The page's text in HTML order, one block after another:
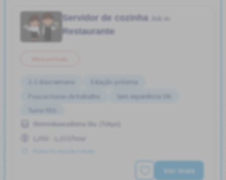
Servidor de cozinha
Restaurante
2-3 dias/semana
Poucas horas de trabalho
Sem experiência OK
Shimmikawashima Sta. (Tokyo)
1,050 - 1,313/hour
Ver mais